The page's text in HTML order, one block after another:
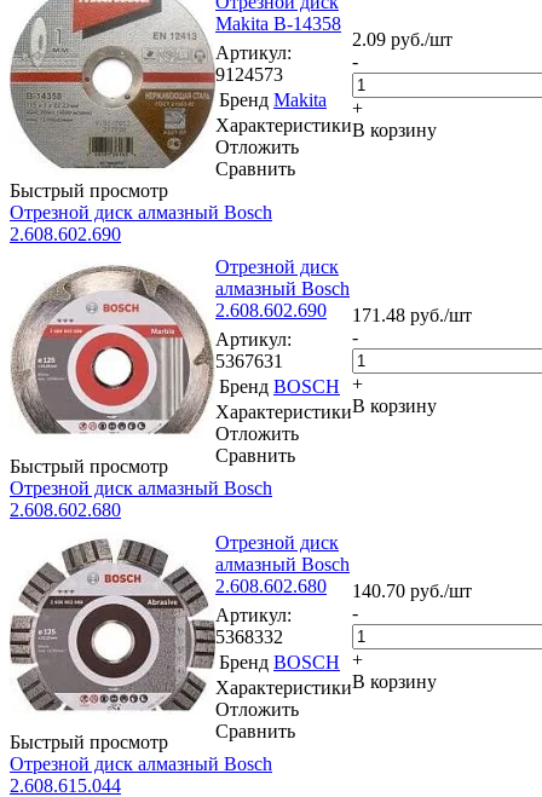
Быстрый просмотр
Makita B-14358
Артикул:
9124573
Бренд Makita
Характеристики
Отложить
Сравнить
2.09 руб./шт
-
+
В корзину
Отрезной диск алмазный Bosch
2.608.602.690
Быстрый просмотр
Отрезной диск
алмазный Bosch
2.608.602.690
Артикул:
5367631
Бренд BOSCH
Характеристики
Отложить
Сравнить
171.48 руб./шт
-
+
В корзину
Отрезной диск алмазный Bosch
2.608.602.680
Быстрый просмотр
Отрезной диск
алмазный Bosch
2.608.602.680
Артикул:
5368332
Бренд BOSCH
Характеристики
Отложить
Сравнить
140.70 руб./шт
-
+
В корзину
Отрезной диск алмазный Bosch
2.608.615.044